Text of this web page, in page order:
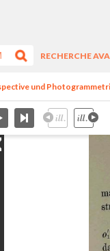
RECHERCHE
und